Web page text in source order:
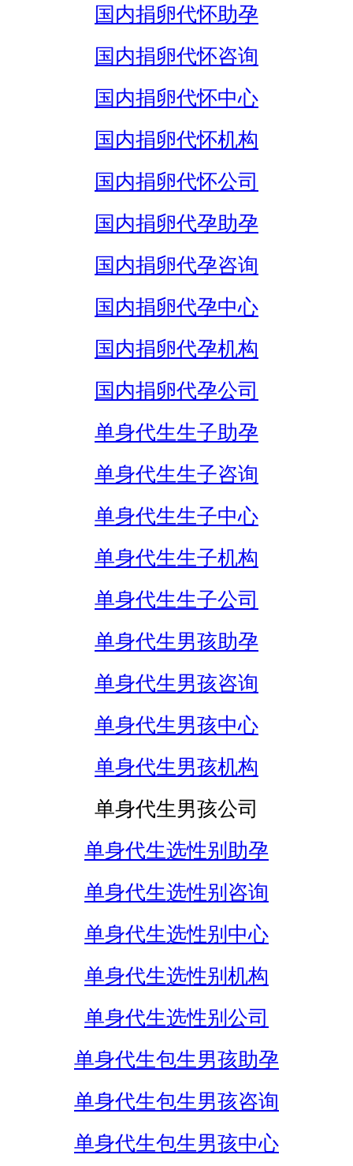
国内捐卵代怀助孕
国内捐卵代怀咨询
国内捐卵代怀中心
国内捐卵代怀机构
国内捐卵代怀公司
国内捐卵代孕助孕
国内捐卵代孕咨询
国内捐卵代孕中心
国内捐卵代孕机构
国内捐卵代孕公司
单身代生生子助孕
单身代生生子咨询
单身代生生子中心
单身代生生子机构
单身代生生子公司
单身代生男孩助孕
单身代生男孩咨询
单身代生男孩中心
单身代生男孩机构
单身代生男孩公司
单身代生选性别助孕
单身代生选性别咨询
单身代生选性别中心
单身代生选性别机构
单身代生选性别公司
单身代生包生男孩助孕
单身代生包生男孩咨询
单身代生包生男孩中心